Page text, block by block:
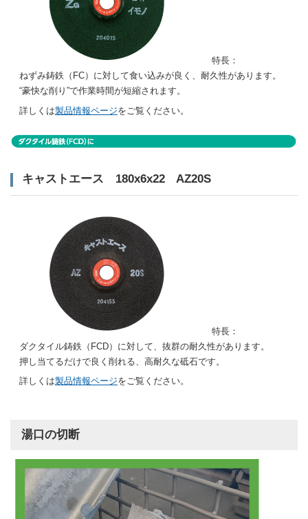
特長：
ねずみ鋳鉄（FC）に対して食い込みが良く、耐久性があります。
“豪快な削り”で作業時間が短縮されます。
詳しくは製品情報ページをご覧ください。
キャストエース 180x6x22 AZ20S
特長：
ダクタイル鋳鉄（FCD）に対して、抜群の耐久性があります。
押し当てるだけで良く削れる、高耐久な砥石です。
詳しくは製品情報ページをご覧ください。
湯口の切断